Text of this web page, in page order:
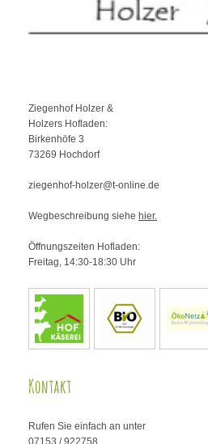
Ziegenhof Holzer &
Holzers Hofladen:
Birkenhöfe 3
73269 Hochdorf
ziegenhof-holzer@t-online.de
Wegbeschreibung siehe hier.
Öffnungszeiten Hofladen:
Freitag, 14:30-18:30 Uhr
Kontakt
Rufen Sie einfach an unter